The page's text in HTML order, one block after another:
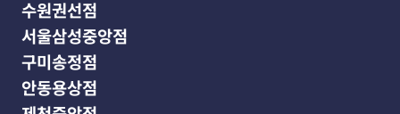
수원권선점
서울삼성중앙점
구미송정점
안동용상점